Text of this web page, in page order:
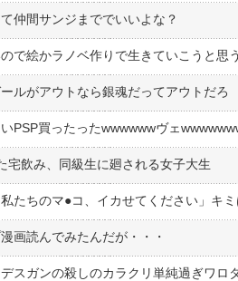
仲間サンジまででいいよな？
で絵かラノベ作りで生きていこうと思う
ルがアウトなら銀魂だってアウトだろ
いPSP買ったったwwwwwwヴェ
宅飲み、同級生に廻される女子大生
私たちのマ●︎コ、イカせてください」キ
画読んでみたんだが・・・
デスガンの殺しのカラクリ単純過ぎワロ